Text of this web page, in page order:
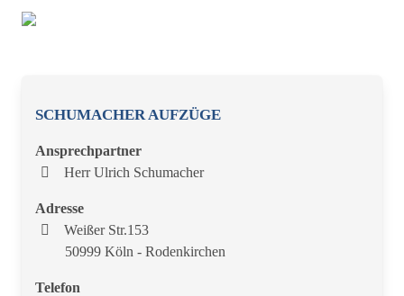
SCHUMACHER AUFZÜGE
Ansprechpartner
Herr Ulrich Schumacher
Adresse
Weißer Str.153
50999 Köln - Rodenkirchen
Telefon